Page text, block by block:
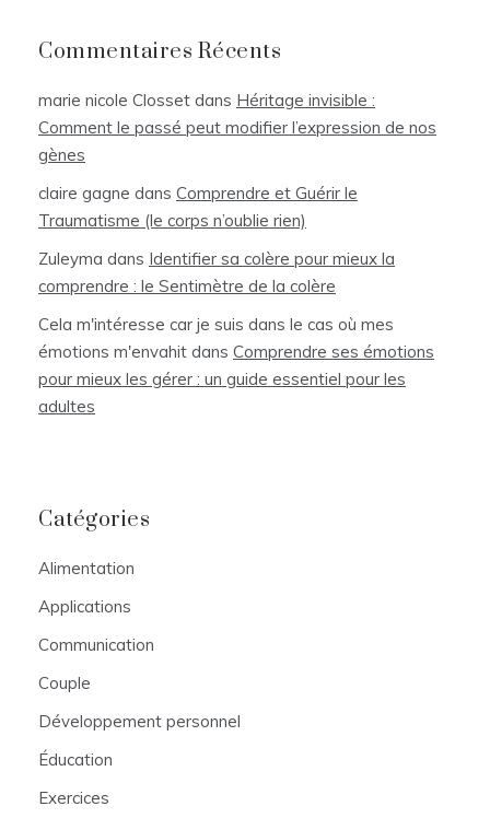
Commentaires Récents
marie nicole Closset dans Héritage invisible :
Comment le passé peut modifier l’expression de nos
gènes
claire gagne dans Comprendre et Guérir le
Traumatisme (le corps n’oublie rien)
Zuleyma dans Identifier sa colère pour mieux la
comprendre : le Sentimètre de la colère
Cela m'intéresse car je suis dans le cas où mes
émotions m'envahit dans Comprendre ses émotions
pour mieux les gérer : un guide essentiel pour les
adultes
Catégories
Alimentation
Applications
Communication
Couple
Développement personnel
Éducation
Exercices